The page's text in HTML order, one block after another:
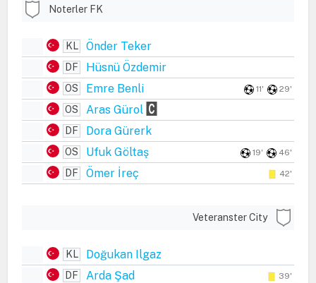
Noterler FK
KL Önder Teker
DF Hüsnü Özdemir
OS Emre Benli 11' 29'
OS Aras Gürol
DF Dora Gürerk
OS Ufuk Göltaş 19' 46'
DF Ömer İreç 42'
Veteranster City
KL Doğukan Ilgaz
DF Arda Şad 39'